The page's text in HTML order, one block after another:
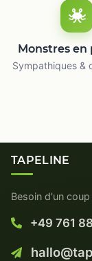
Monstres en
Sympathiques &
TAPELINE
Besoin d'un
+49 761